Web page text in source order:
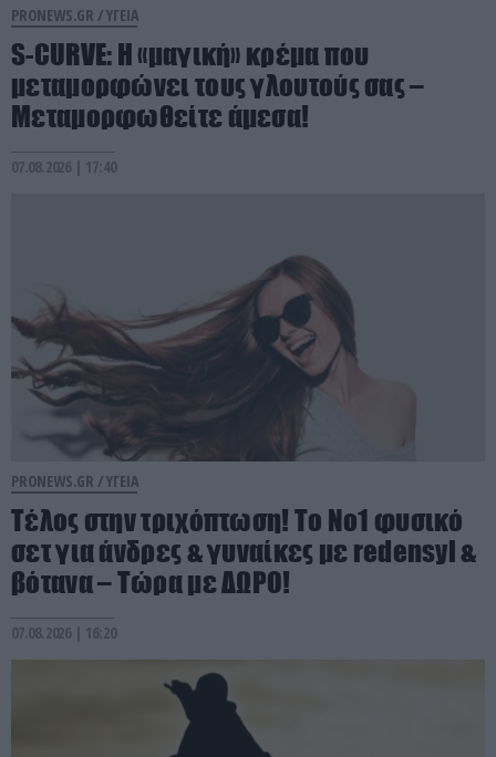
PRONEWS.GR /ΥΓΕΙΑ
S-CURVE: Η «μαγική» κρέμα που
μεταμορφώνει τους γλουτούς σας –
Μεταμορφωθείτε άμεσα!
07.08.2026 | 17:40
PRONEWS.GR /ΥΓΕΙΑ
Τέλος στην τριχόπτωση! Το Νο1 φυσικό
σετ για άνδρες & γυναίκες με redensyl &
βότανα – Τώρα με ΔΩΡΟ!
07.08.2026 | 16:20